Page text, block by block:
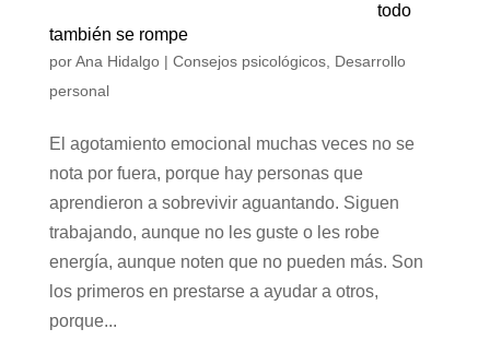
todo
también se rompe
porAna Hidalgo| Consejos psicológicos, Desarrollo
personal
El agotamiento emocional muchas veces no se
nota por fuera, porque hay personas que
aprendieron a sobrevivir aguantando. Siguen
trabajando, aunque no les guste o les robe
energía, aunque noten que no pueden más. Son
los primeros en prestarse a ayudar a otros,
porque...